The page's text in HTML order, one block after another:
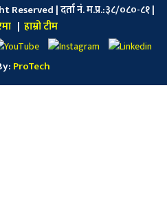
| दर्ता नं. म.प्र.:३८/०८०-८१ |
| हाम्रो टीम
ProTech